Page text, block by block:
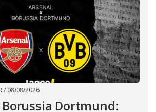
/ 08/08/2026
Dortmund: